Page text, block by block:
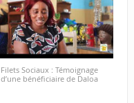
Filets Sociaux : Témoignage
d’une bénéficiaire de Daloa